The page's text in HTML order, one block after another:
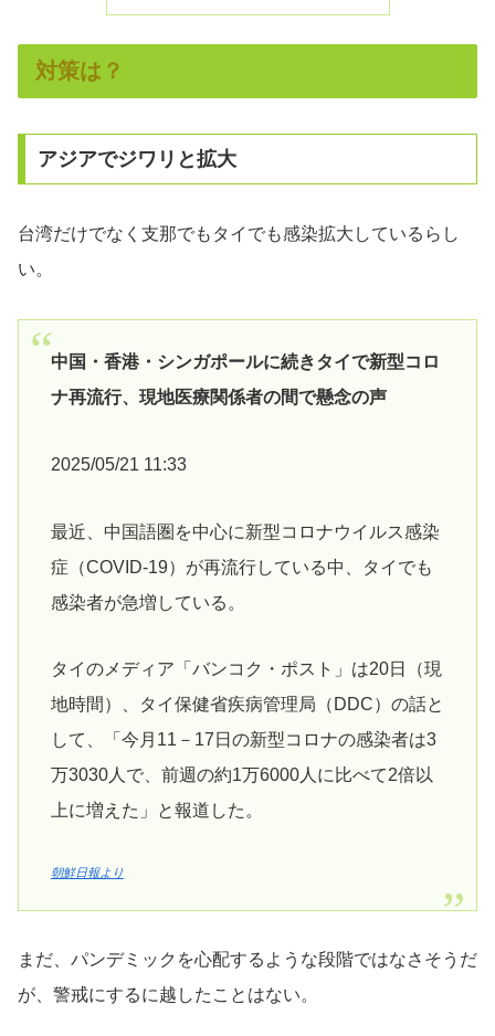
対策は？
アジアでジワリと拡大
台湾だけでなく支那でもタイでも感染拡大しているらし
い。
中国・香港・シンガポールに続きタイで新型コロ
ナ再流行、現地医療関係者の間で懸念の声
2025/05/21 11:33
最近、中国語圏を中心に新型コロナウイルス感染
症（COVID-19）が再流行している中、タイでも
感染者が急増している。
タイのメディア「バンコク・ポスト」は20日（現
地時間）、タイ保健省疾病管理局（DDC）の話と
して、「今月11－17日の新型コロナの感染者は3
万3030人で、前週の約1万6000人に比べて2倍以
上に増えた」と報道した。
朝鮮日報より
まだ、パンデミックを心配するような段階ではなさそうだ
が、警戒にするに越したことはない。